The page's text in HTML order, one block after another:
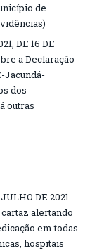
de
DE 16 DE
a Declaração
Jacundá-
dos
outras
DE 2021
alertando
em todas
hospitais